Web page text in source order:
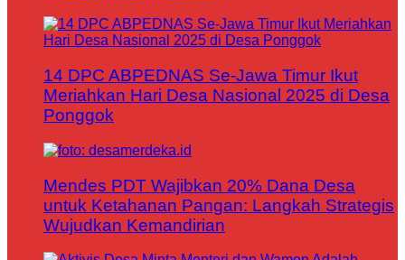
14 DPC ABPEDNAS Se-Jawa Timur Ikut
Meriahkan Hari Desa Nasional 2025 di Desa
Ponggok
Mendes PDT Wajibkan 20% Dana Desa
untuk Ketahanan Pangan: Langkah Strategis
Wujudkan Kemandirian